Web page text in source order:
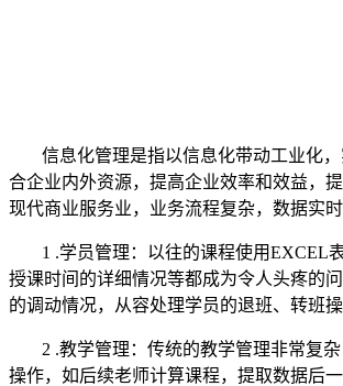
信息化管理是指以信息化带动工业化
合企业内外资源，提高企业效率和效益，
现代商业服务业，业务流程复杂，数据实
1 .学员管理：以往的课程使用EXCEL
授课时间的详细情况等都成为令人头疼的
的调动情况，从容处理学员的退班、转班
2 .教学管理：传统的教学管理非常复
操作，如后续老师计算课程， 提取数据后